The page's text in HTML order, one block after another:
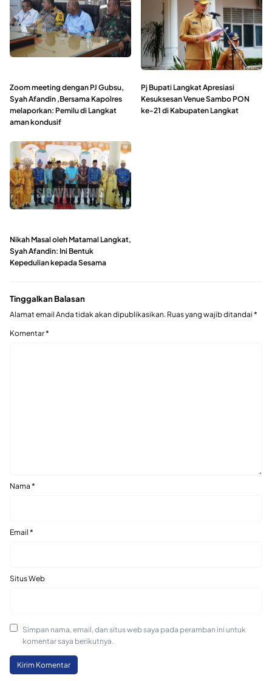
Zoom meeting dengan PJ Gubsu,
Syah Afandin ,Bersama Kapolres
melaporkan: Pemilu di Langkat
aman kondusif
Pj Bupati Langkat Apresiasi
Kesuksesan Venue Sambo PON
ke-21 di Kabupaten Langkat
Nikah Masal oleh Matamal Langkat,
Syah Afandin: Ini Bentuk
Kepedulian kepada Sesama
Tinggalkan Balasan
Alamat email Anda tidak akan dipublikasikan. Ruas yang wajib ditandai *
Komentar*
Nama *
Email *
Situs Web
Simpan nama, email, dan situs web saya pada peramban ini untuk
komentar saya berikutnya.